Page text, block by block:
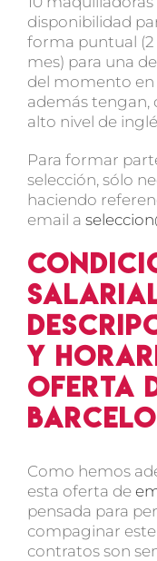
disponibilidad
forma puntual (2
mes) para una
del momento en
además tengan,
alto nivel de
Para formar
selección, sólo
haciendo
email a
y
oferta
Como hemos
esta oferta de
pensada para
compaginar
contratos son